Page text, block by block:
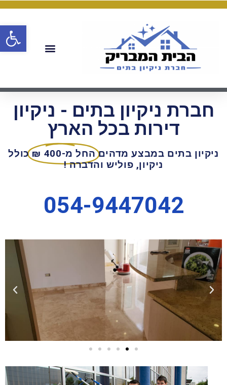
חברת ניקיון בתים - ניקיון
דירות בכל הארץ
ניקיון בתים במבצע מדהים החל מ-400 ₪
כולל
ניקיון, פוליש והדברה !
054-9447042